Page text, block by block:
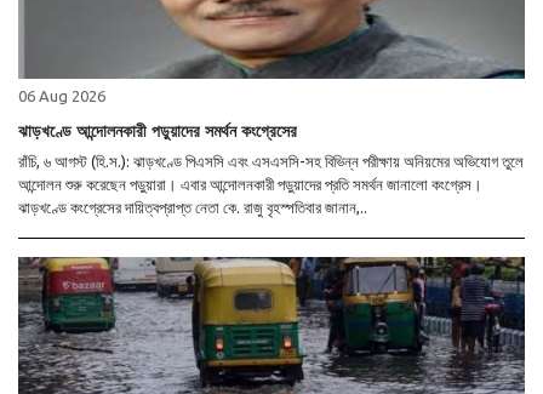
06 Aug 2026
ঝাড়খণ্ডে আন্দোলনকারী পড়ুয়াদের সমর্থন কংগ্রেসের
রাঁচি, ৬ আগস্ট (হি.স.): ঝাড়খণ্ডে পিএসসি এবং এসএসসি-সহ বিভিন্ন পরীক্ষায় অনিয়মের অভিযোগ তুলে
আন্দোলন শুরু করেছেন পড়ুয়ারা। এবার আন্দোলনকারী পড়ুয়াদের প্রতি সমর্থন জানালো কংগ্রেস।
ঝাড়খণ্ডে কংগ্রেসের দায়িত্বপ্রাপ্ত নেতা কে. রাজু বৃহস্পতিবার জানান,..